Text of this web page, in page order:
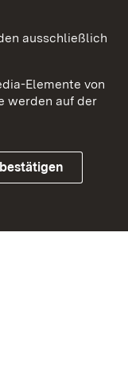
ausschließlich
Elemente von
werden auf der